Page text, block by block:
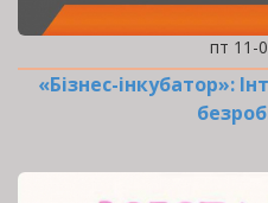
пт 11-
«Бізнес-інкубатор»: